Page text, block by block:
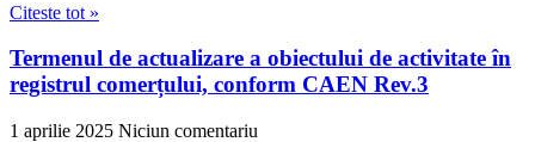
Citeste tot »
Termenul de actualizare a obiectului de activitate în
registrul comerțului, conform CAEN Rev.3
1 aprilie 2025 Niciun comentariu